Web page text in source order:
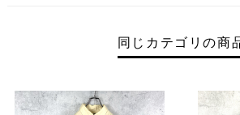
同じカテゴリの商